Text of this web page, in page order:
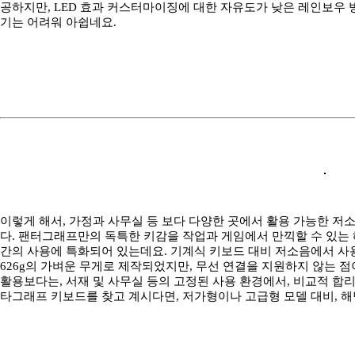
공하지만, LED 효과 커스터마이징에 대한 자유도가 낮은 레인보
기는 어려워 아쉽네요.
이렇게 해서, 가정과 사무실 등 보다 다양한 곳에서 활용 가능한 저
다. 팬터그래프만의 독특한 키감을 작업과 게임에서 만끽할 수 있
간의 사용에 특화되어 있는데요. 기계식 키보드 대비 저소음에서
626g의 가벼운 무게로 제작되었지만, 무선 연결을 지원하지 않는
활용보다는, 서재 및 사무실 등의 고정된 사용 환경에서, 비교적 합
타그래프 키보드를 찾고 계시다면, 저가형이나 고급형 모델 대비,